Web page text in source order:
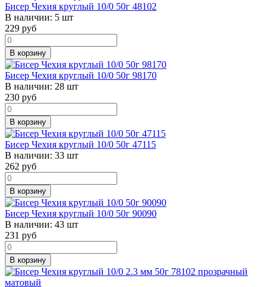
Бисер Чехия круглый 10/0 50г 48102
В наличии: 5 шт
229 руб
В корзину
Бисер Чехия круглый 10/0 50г 98170
В наличии: 28 шт
230 руб
В корзину
Бисер Чехия круглый 10/0 50г 47115
В наличии: 33 шт
262 руб
В корзину
Бисер Чехия круглый 10/0 50г 90090
В наличии: 43 шт
231 руб
В корзину